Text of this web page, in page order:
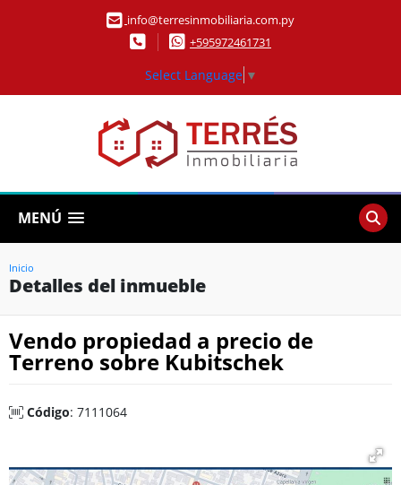
info@terresinmobiliaria.com.py
+595972461731
Select Language ▼
MENÚ
Inicio
Detalles del inmueble
Vendo propiedad a precio de
Terreno sobre Kubitschek
Código: 7111064